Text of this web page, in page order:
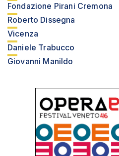
Fondazione Pirani Cremona
Roberto Dissegna
Vicenza
Daniele Trabucco
Giovanni Manildo